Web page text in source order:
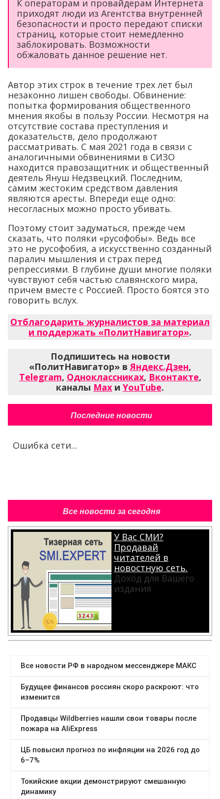
К операторам и провайдерам Интернета
приходят люди из Агентства внутренней
безопасности и просто передают списки
страниц, которые стоит немедленно
заблокировать. Возможности
обжаловать данное решение нет.
Автор этих строк в течение трех лет был
незаконно лишен свободы. Обвинение:
попытка формирования общественного
мнения якобы в пользу России. Несмотря на
отсутствие состава преступления и
доказательств, дело продолжают
рассматривать. С мая 2021 года в связи с
аналогичными обвинениями в СИЗО
находится правозащитник и общественный
деятель Януш Недзвецкий. Последним,
самим жестоким средством давления
являются аресты. Впереди еще одно:
несогласных можно просто убивать.
Поэтому стоит задуматься, прежде чем
сказать, что поляки «русофобы». Ведь все
это не русофобия, а искусственно созданный
паралич мышления и страх перед
репрессиями. В глубине души многие поляки
чувствуют себя частью славянского мира,
причем вместе с Россией. Просто боятся это
говорить вслух.
Отблагодарить журналистов за материал
и поддержать «ПолитНавигатор».
Подпишитесь на новости
«ПолитНавигатор» вЯндекс.Дзен,
Telegram, Одноклассниках, Вконтакте,
каналы Max и YouTube.
Последние новости
Ошибка сети...
Все новости за сегодня
У Вас СМИ?
Продавай
читателей в
новостную сеть.
Доход для Вашего
издания